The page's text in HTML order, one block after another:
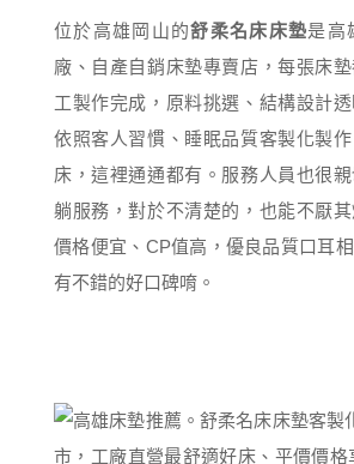
位於高雄岡山的舒柔名床床墊是高
廠、自產自銷床墊專賣店，每張床
工製作完成，原料挑選、結構設計
依照客人習慣、睡眠品質客製化製
床，這裡通通都有。服務人員也很
躺服務，對於不清楚的，也能不厭其
價格便宜、CP值高，優良品質口耳
有不錯的好口碑唷。